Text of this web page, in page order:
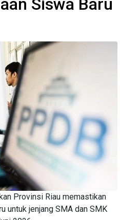
Siswa Baru
Provinsi Riau memastikan
untuk jenjang SMA dan SMK